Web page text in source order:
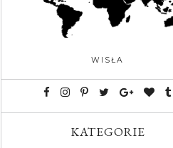
WISŁA
KATEGORIE